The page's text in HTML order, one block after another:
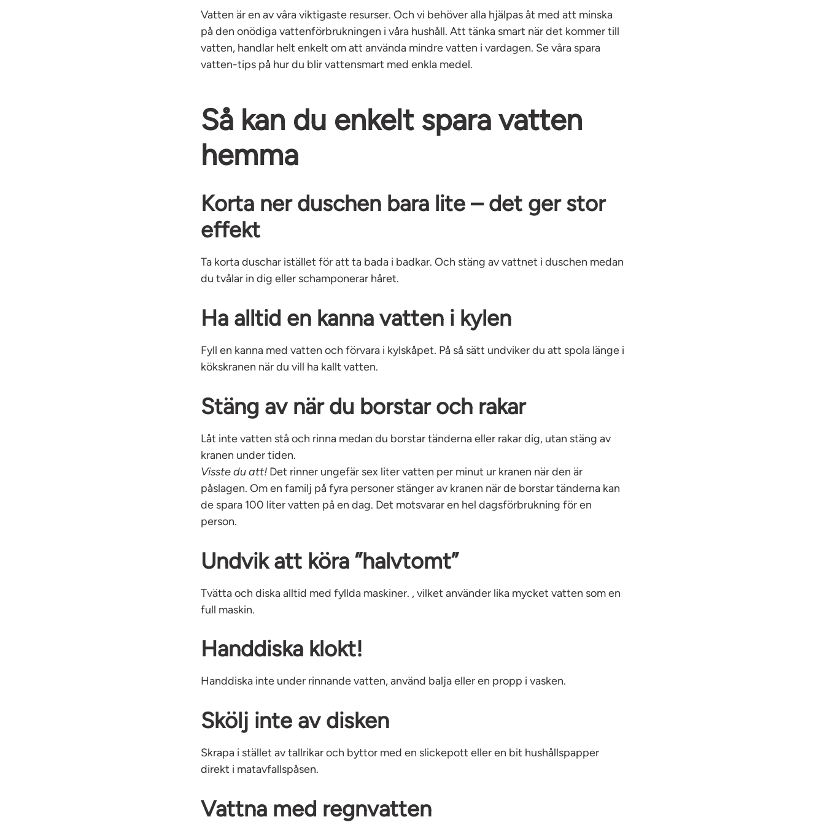
Vatten är en av våra viktigaste resurser. Och vi behöver alla hjälpas åt med att minska
på den onödiga vattenförbrukningen i våra hushåll. Att tänka smart när det kommer till
vatten, handlar helt enkelt om att använda mindre vatten i vardagen. Se våra spara
vatten-tips på hur du blir vattensmart med enkla medel.
Så kan du enkelt spara vatten
hemma
Korta ner duschen bara lite – det ger stor
effekt
Ta korta duschar istället för att ta bada i badkar. Och stäng av vattnet i duschen medan
du tvålar in dig eller schamponerar håret.
Ha alltid en kanna vatten i kylen
Fyll en kanna med vatten och förvara i kylskåpet. På så sätt undviker du att spola länge i
kökskranen när du vill ha kallt vatten.
Stäng av när du borstar och rakar
Låt inte vatten stå och rinna medan du borstar tänderna eller rakar dig, utan stäng av
kranen under tiden.
Visste du att! Det rinner ungefär sex liter vatten per minut ur kranen när den är
påslagen. Om en familj på fyra personer stänger av kranen när de borstar tänderna kan
de spara 100 liter vatten på en dag. Det motsvarar en hel dagsförbrukning för en
person.
Undvik att köra ”halvtomt”
Tvätta och diska alltid med fyllda maskiner. , vilket använder lika mycket vatten som en
full maskin.
Handdiska klokt!
Handdiska inte under rinnande vatten, använd balja eller en propp i vasken.
Skölj inte av disken
Skrapa i stället av tallrikar och byttor med en slickepott eller en bit hushållspapper
direkt i matavfallspåsen.
Vattna med regnvatten